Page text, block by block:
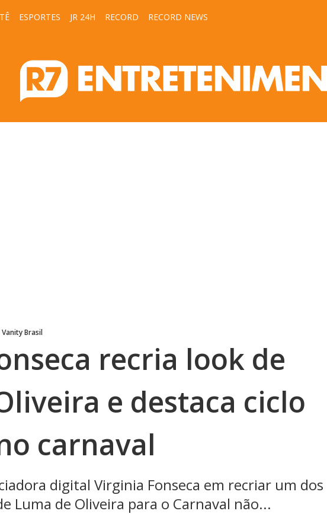
ESPORTES JR 24H RECORD RECORD NEWS
Vanity Brasil
recria look de
e destaca ciclo
carnaval
digital Virginia Fonseca em recriar um dos
Luma de Oliveira para o Carnaval não...